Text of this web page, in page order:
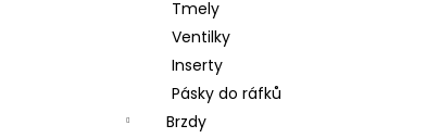
Tmely
Ventilky
Inserty
Pásky do ráfků
Brzdy